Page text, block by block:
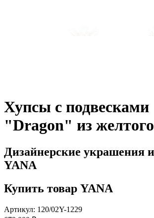
Хупсы с подвесками
"Dragon" из
Дизайнерские украшения
YANA
Купить товар YANA
Артикул: 120/02Y-1229